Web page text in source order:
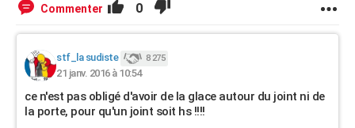
Commenter 0
stf_la sudiste 8 275
21 janv. 2016 à 10:54
ce n'est pas obligé d'avoir de la glace autour du joint ni de
la porte, pour qu'un joint soit hs !!!!